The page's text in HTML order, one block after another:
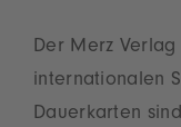
Der Merz
internationalen
Dauerkarten